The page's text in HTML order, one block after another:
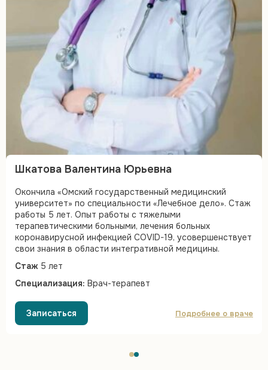
Шкатова Валентина Юрьевна
Окончила «Омский государственный медицинский
университет» по специальности «Лечебное дело». Стаж
работы 5 лет. Опыт работы с тяжелыми
терапевтическими больными, лечения больных
коронавирусной инфекцией COVID-19, усовершенствует
свои знания в области интегративной медицины.
Стаж 5 лет
Специализация: Врач-терапевт
Записаться Подробнее о враче